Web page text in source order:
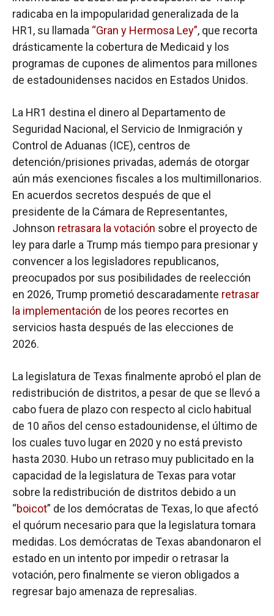
radicaba en la impopularidad generalizada de la
HR1, su llamada “Gran y Hermosa Ley”, que recorta
drásticamente la cobertura de Medicaid y los
programas de cupones de alimentos para millones
de estadounidenses nacidos en Estados Unidos.
La HR1 destina el dinero al Departamento de
Seguridad Nacional, el Servicio de Inmigración y
Control de Aduanas (ICE), centros de
detención/prisiones privadas, además de otorgar
aún más exenciones fiscales a los multimillonarios.
En acuerdos secretos después de que el
presidente de la Cámara de Representantes,
Johnson retrasara la votación sobre el proyecto de
ley para darle a Trump más tiempo para presionar y
convencer a los legisladores republicanos,
preocupados por sus posibilidades de reelección
en 2026, Trump prometió descaradamente retrasar
la implementación de los peores recortes en
servicios hasta después de las elecciones de
2026.
La legislatura de Texas finalmente aprobó el plan de
redistribución de distritos, a pesar de que se llevó a
cabo fuera de plazo con respecto al ciclo habitual
de 10 años del censo estadounidense, el último de
los cuales tuvo lugar en 2020 y no está previsto
hasta 2030. Hubo un retraso muy publicitado en la
capacidad de la legislatura de Texas para votar
sobre la redistribución de distritos debido a un
“boicot” de los demócratas de Texas, lo que afectó
el quórum necesario para que la legislatura tomara
medidas. Los demócratas de Texas abandonaron el
estado en un intento por impedir o retrasar la
votación, pero finalmente se vieron obligados a
regresar bajo amenaza de represalias.